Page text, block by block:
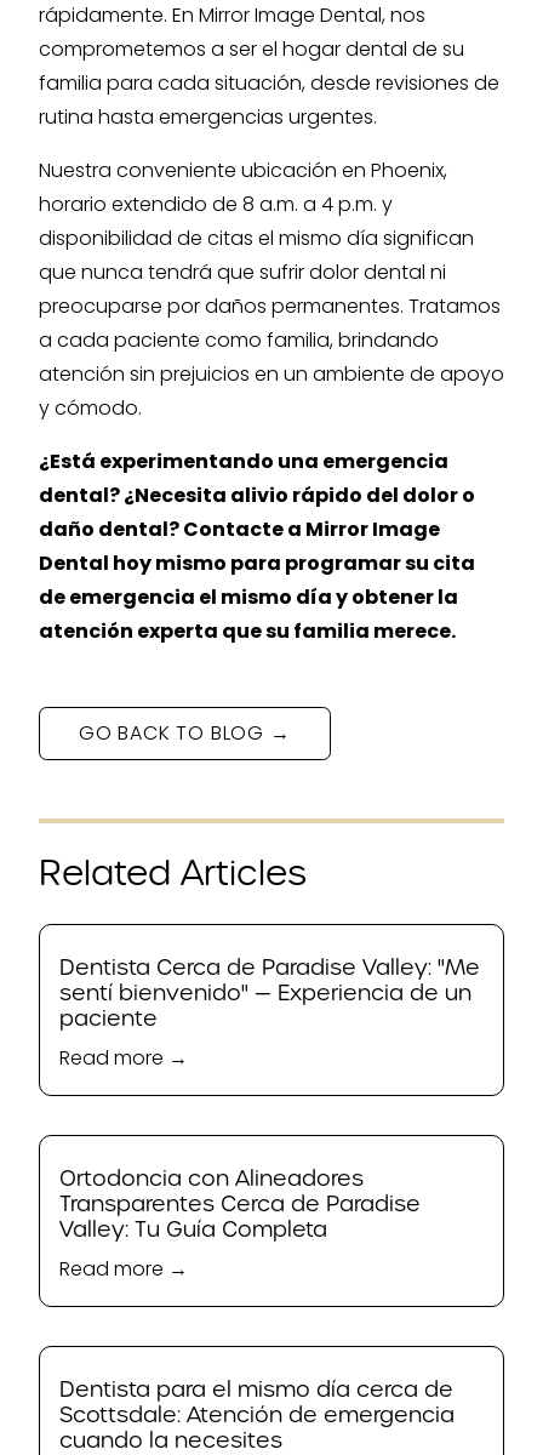
rápidamente. En Mirror Image Dental, nos
comprometemos a ser el hogar dental de su
familia para cada situación, desde revisiones de
rutina hasta emergencias urgentes.
Nuestra conveniente ubicación en Phoenix,
horario extendido de 8 a.m. a 4 p.m. y
disponibilidad de citas el mismo día significan
que nunca tendrá que sufrir dolor dental ni
preocuparse por daños permanentes. Tratamos
a cada paciente como familia, brindando
atención sin prejuicios en un ambiente de apoyo
y cómodo.
¿Está experimentando una emergencia
dental? ¿Necesita alivio rápido del dolor o
daño dental? Contacte a Mirror Image
Dental hoy mismo para programar su cita
de emergencia el mismo día y obtener la
atención experta que su familia merece.
GO BACK TO BLOG →
Related Articles
Dentista Cerca de Paradise Valley: "Me
sentí bienvenido" — Experiencia de un
paciente
Read more →
Ortodoncia con Alineadores
Transparentes Cerca de Paradise
Valley: Tu Guía Completa
Read more →
Dentista para el mismo día cerca de
Scottsdale: Atención de emergencia
cuando la necesites